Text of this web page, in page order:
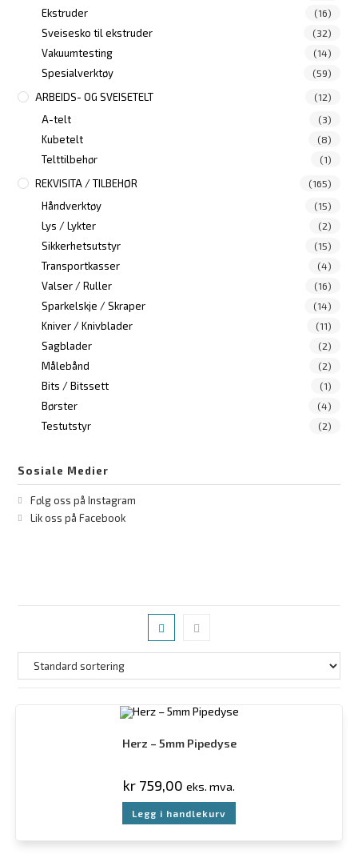
Ekstruder (16)
Sveisesko til ekstruder (32)
Vakuumtesting (14)
Spesialverktøy (59)
ARBEIDS- OG SVEISETELT (12)
A-telt (3)
Kubetelt (8)
Telttilbehør (1)
REKVISITA / TILBEHØR (165)
Håndverktøy (15)
Lys / Lykter (2)
Sikkerhetsutstyr (15)
Transportkasser (4)
Valser / Ruller (16)
Sparkelskje / Skraper (14)
Kniver / Knivblader (11)
Sagblader (2)
Målebånd (2)
Bits / Bitssett (1)
Børster (4)
Testutstyr (2)
Sosiale Medier
Følg oss på Instagram
Lik oss på Facebook
Herz – 5mm Pipedyse
kr 759,00 eks. mva.
Legg i handlekurv